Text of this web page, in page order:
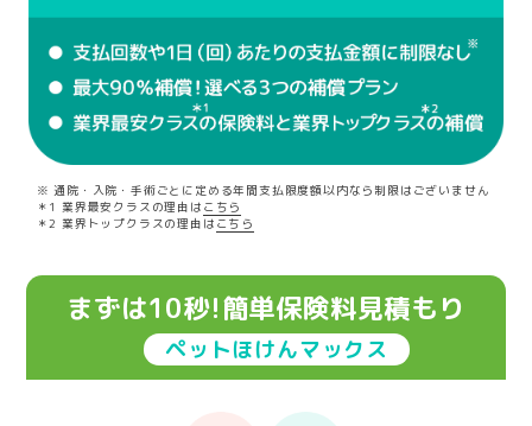
※ 通院・入院・手術ごとに定める年間支払限度額以内なら制限はございません
＊1 業界最安クラスの理由は こちら
＊2 業界トップクラスの理由は こちら
まずは10秒!簡単保険料見積もり
ペットほけんマックス